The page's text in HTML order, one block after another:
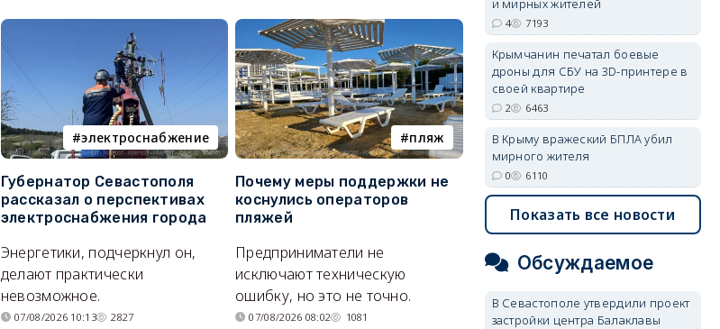
электроснабжение
Губернатор Севастополя
рассказал о перспективах
электроснабжения города
Энергетики, подчеркнул он,
делают практически
невозможное.
07/08/2026 10:13 2827
пляж
Почему меры поддержки не
коснулись операторов
пляжей
Предприниматели не
исключают техническую
ошибку, но это не точно.
07/08/2026 08:02 1081
БПЛА
Украинские дроны заставили
севастопольцев задуматься
о страховании
По сравнению с ожиданием
компенсации от государства
способ более дорогой, но и
более надежный.
и мирных жителей
4 7193
Крымчанин печатал боевые
дроны для СБУ на 3D-принтере в
своей квартире
2 6463
В Крыму вражеский БПЛА убил
мирного жителя
0 6110
Показать все новости
Обсуждаемое
В Севастополе утвердили проект
застройки центра Балаклавы